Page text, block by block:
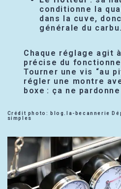
conditionne la
dans la cuve,
générale du carbu.
Chaque réglage agit
précise du
Tourner une vis “au
régler une montre
boxe : ça ne pardonne
Crédit photo: blog.la-becannerie
simples